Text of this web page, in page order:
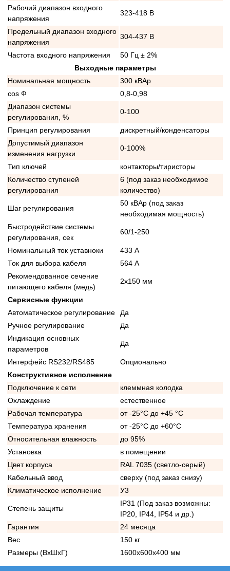
Рабочий диапазон входного
напряжения
323-418 В
Предельный диапазон входного
напряжения
304-437 В
Частота входного напряжения
50 Гц ± 2%
Выходные параметры
Номинальная мощность
300 кВАр
cos Ф
0,8-0,98
Диапазон системы
регулирования, %
0-100
Принцип регулирования
дискретный/конденсаторы
Допустимый диапазон
изменения нагрузки
0-100%
Тип ключей
контакторы/тиристоры
Количество ступеней
регулирования
6 (под заказ необходимое
количество)
Шаг регулирования
50 кВАр (под заказ
необходимая мощность)
Быстродействие системы
регулирования, сек
60/1-250
Номинальный ток уставноки
433 А
Ток для выбора кабеля
564 А
Рекомендованное сечение
питающего кабеля (медь)
2x150 мм
Сервисные функции
Автоматическое регулирование
Да
Ручное регулирование
Да
Индикация основных
параметров
Да
Интерфейс RS232/RS485
Опционально
Конструктивное исполнение
Подключение к сети
клеммная колодка
Охлаждение
естественное
Рабочая температура
от -25°C до +45 °C
Температура хранения
от -25°C до +60°C
Относительная влажность
до 95%
Установка
в помещении
Цвет корпуса
RAL 7035 (светло-серый)
Кабельный ввод
сверху (под заказ снизу)
Климатическое исполнение
У3
Степень защиты
IP31 (Под заказ возможны:
IP20, IP44, IP54 и др.)
Гарантия
24 месяца
Вес
150 кг
Размеры (ВхШхГ)
1600х600х400 мм